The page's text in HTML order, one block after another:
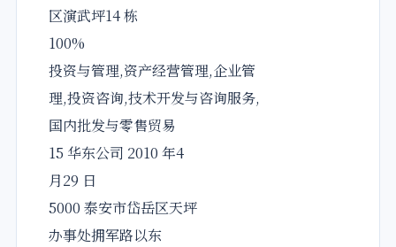
区演武坪14 栋
100%
投资与管理,资产经营管理,企业管
理,投资咨询,技术开发与咨询服务,
国内批发与零售贸易
15 华东公司 2010 年4
月29 日
5000 泰安市岱岳区天坪
办事处拥军路以东